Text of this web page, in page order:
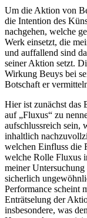
Um die Aktion von
die Intention des
nachgehen, welche
Werk einsetzt, die
und auffallend sind
seiner Aktion setzt.
Wirkung Beuys bei
Botschaft er
Hier ist zunächst das
auf „Fluxus“ zu
aufschlussreich sein,
inhaltlich
welchen Einfluss die
welche Rolle Fluxus
meiner
sicherlich
Performance scheint
Enträtselung der
insbesondere, was